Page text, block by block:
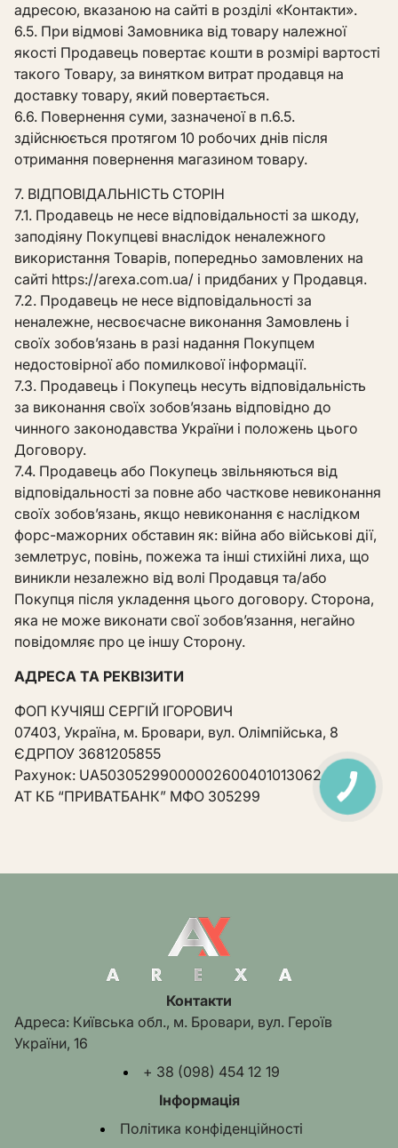
адресою, вказаною на сайті в розділі «Контакти».
6.5. При відмові Замовника від товару належної
якості Продавець повертає кошти в розмірі вартості
такого Товару, за винятком витрат продавця на
доставку товару, який повертається.
6.6. Повернення суми, зазначеної в п.6.5.
здійснюється протягом 10 робочих днів після
отримання повернення магазином товару.
7. ВІДПОВІДАЛЬНІСТЬ СТОРІН
7.1. Продавець не несе відповідальності за шкоду,
заподіяну Покупцеві внаслідок неналежного
використання Товарів, попередньо замовлених на
сайті https://arexa.com.ua/ і придбаних у Продавця.
7.2. Продавець не несе відповідальності за
неналежне, несвоєчасне виконання Замовлень і
своїх зобов’язань в разі надання Покупцем
недостовірної або помилкової інформації.
7.3. Продавець і Покупець несуть відповідальність
за виконання своїх зобов’язань відповідно до
чинного законодавства України і положень цього
Договору.
7.4. Продавець або Покупець звільняються від
відповідальності за повне або часткове невиконання
своїх зобов’язань, якщо невиконання є наслідком
форс-мажорних обставин як: війна або військові дії,
землетрус, повінь, пожежа та інші стихійні лиха, що
виникли незалежно від волі Продавця та/або
Покупця після укладення цього договору. Сторона,
яка не може виконати свої зобов’язання, негайно
повідомляє про це іншу Сторону.
АДРЕСА ТА РЕКВІЗИТИ
ФОП КУЧІЯШ СЕРГІЙ ІГОРОВИЧ
07403, Україна, м. Бровари, вул. Олімпійська, 8
ЄДРПОУ 3681205855
Рахунок: UA503052990000026004010130624
АТ КБ “ПРИВАТБАНК” МФО 305299
Контакти
Адреса: Київська обл., м. Бровари, вул. Героїв
України, 16
+ 38 (098) 454 12 19
Інформація
Політика конфіденційності